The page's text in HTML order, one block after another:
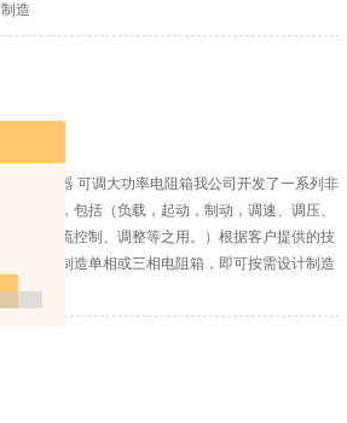
制造
滑线电阻器 可调大功率电阻箱我公司开发了一系列非
标电阻箱，包括（负载，起动，制动，调速、调压、
测试、电流控制、调整等之用。）根据客户提供的技
术数据，制造单相或三相电阻箱，即可按需设计制造